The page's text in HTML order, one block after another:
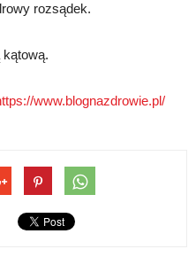
rozsądek.
www.blognazdrowie.pl/